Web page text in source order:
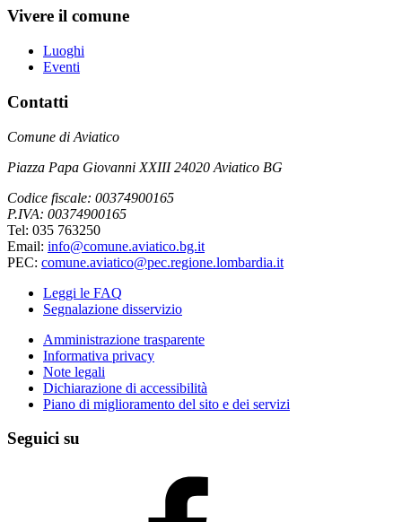
Vivere il comune
Luoghi
Eventi
Contatti
Comune di Aviatico
Piazza Papa Giovanni XXIII 24020 Aviatico BG
Codice fiscale: 00374900165
P.IVA: 00374900165
Tel: 035 763250
Email: info@comune.aviatico.bg.it
PEC: comune.aviatico@pec.regione.lombardia.it
Leggi le FAQ
Segnalazione disservizio
Amministrazione trasparente
Informativa privacy
Note legali
Dichiarazione di accessibilità
Piano di miglioramento del sito e dei servizi
Seguici su